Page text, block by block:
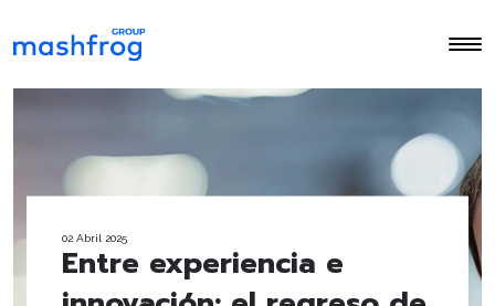
02 Abril 2025
Entre experiencia e